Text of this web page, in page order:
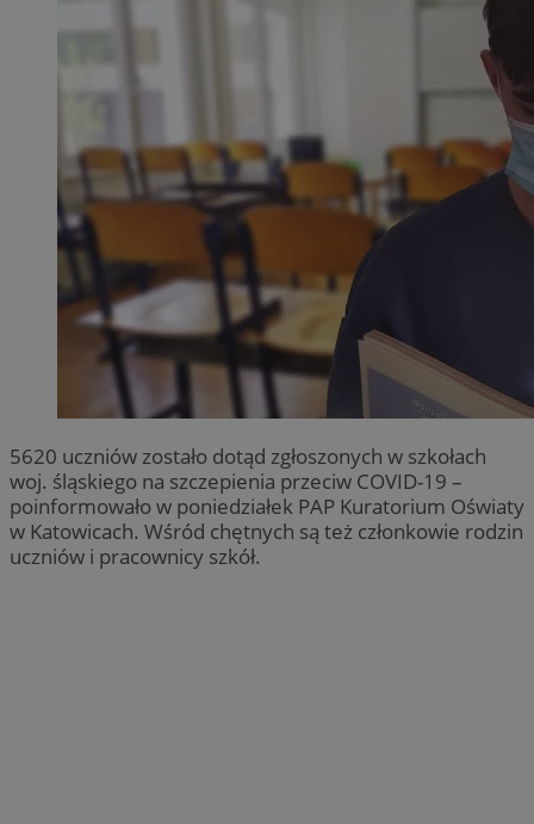
5620 uczniów zostało dotąd zgłoszonych w szkołach
woj. śląskiego na szczepienia przeciw COVID-19 –
poinformowało w poniedziałek PAP Kuratorium Oświaty
w Katowicach. Wśród chętnych są też członkowie rodzin
uczniów i pracownicy szkół.